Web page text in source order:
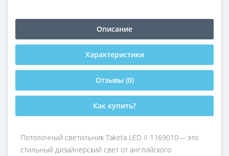
Описание
Характеристики
Отзывы (0)
Как купить?
Потолочный светильник Taketa LED II 1169010— это
стильный дизайнерский свет от английского